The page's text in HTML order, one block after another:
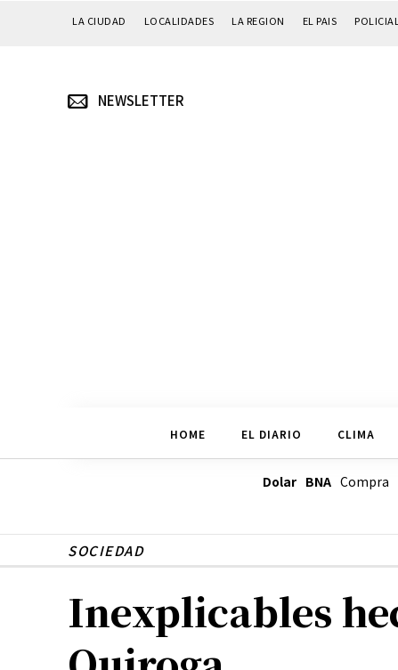
LA CIUDAD LOCALIDADES LA REGION EL PAIS
NEWSLETTER
HOME EL DIARIO CLIMA
Dolar BNACompra
SOCIEDAD
Inexplicables